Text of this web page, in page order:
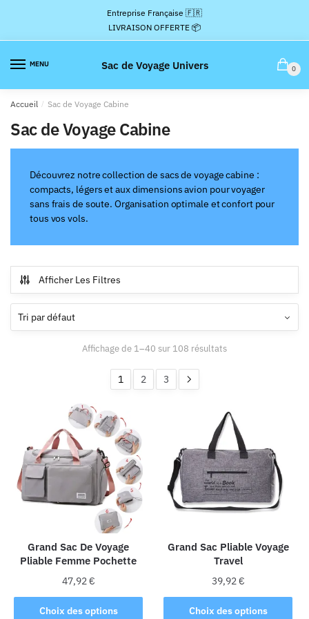
la
navigation
contenu
Entreprise Française 🇫🇷
LIVRAISON OFFERTE 📦
MENU Sac de Voyage Univers 0
Accueil / Sac de Voyage Cabine
Sac de Voyage Cabine
Découvrez notre collection de sacs de voyage cabine :
compacts, légers et aux dimensions avion pour voyager
sans frais de soute. Organisation optimale et confort pour
tous vos vols.
Afficher Les Filtres
Affichage de 1–40 sur 108 résultats
1 2 3
Grand Sac De Voyage
Pliable Femme Pochette
47,92 €
Choix des options
Ce
Grand Sac Pliable Voyage
Travel
39,92 €
Choix des options
Ce